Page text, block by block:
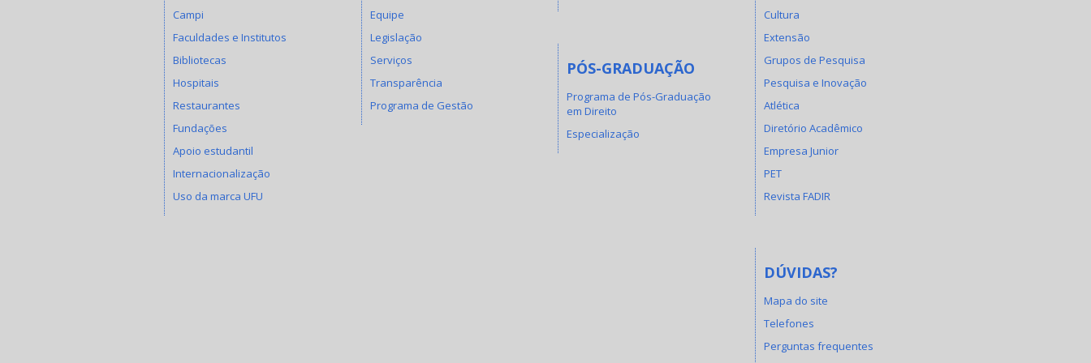
Campi
Faculdades e Institutos
Bibliotecas
Hospitais
Restaurantes
Fundações
Apoio estudantil
Internacionalização
Uso da marca UFU
Equipe
Legislação
Serviços
Transparência
Programa de Gestão
PÓS-GRADUAÇÃO
Programa de Pós-Graduação
em Direito
Especialização
Cultura
Extensão
Grupos de Pesquisa
Pesquisa e Inovação
Atlética
Diretório Acadêmico
Empresa Junior
PET
Revista FADIR
DÚVIDAS?
Mapa do site
Telefones
Perguntas frequentes